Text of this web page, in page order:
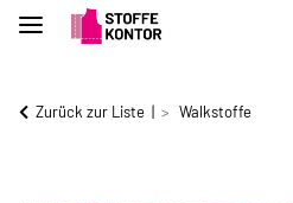
Zurück zur Liste Walkstoffe